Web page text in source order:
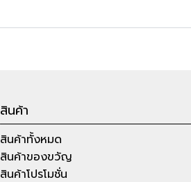
สินค้า
สินค้าทั้งหมด
สินค้าของขวัญ
สินค้าโปรโมชั่น